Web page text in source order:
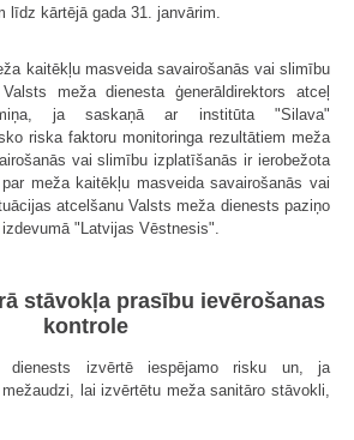
līdz kārtējā gada 31. janvārim.
kaitēkļu masveida savairošanās vai slimību
meža dienesta ģenerāldirektors atceļ
ja saskaņā ar institūta "Silava"
riska faktoru monitoringa rezultātiem meža
vai slimību izplatīšanās ir ierobežota
meža kaitēkļu masveida savairošanās vai
atcelšanu Valsts meža dienests paziņo
"Latvijas Vēstnesis".
stāvokļa prasību ievērošanas
kontrole
dienests izvērtē iespējamo risku un, ja
lai izvērtētu meža sanitāro stāvokli,